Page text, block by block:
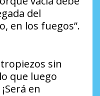
del
en los fuegos”.
sin
que luego
en